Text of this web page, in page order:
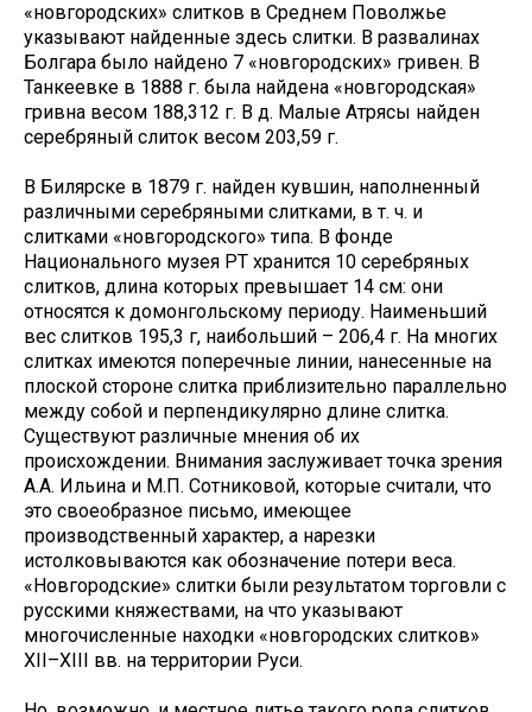
«новгородских» слитков в Среднем Поволжье
указывают найденные здесь слитки. В развалинах
Болгара было найдено 7 «новгородских» гривен. В
Танкеевке в 1888 г. была найдена «новгородская»
гривна весом 188,312 г. В д. Малые Атрясы найден
серебряный слиток весом 203,59 г.
В Билярске в 1879 г. найден кувшин, наполненный
различными серебряными слитками, в т. ч. и
слитками «новгородского» типа. В фонде
Национального музея РТ хранится 10 серебряных
слитков, длина которых превышает 14 см: они
относятся к домонгольскому периоду. Наименьший
вес слитков 195,3 г, наибольший – 206,4 г. На многих
слитках имеются поперечные линии, нанесенные на
плоской стороне слитка приблизительно параллельно
между собой и перпендикулярно длине слитка.
Существуют различные мнения об их
происхождении. Внимания заслуживает точка зрения
А.А. Ильина и М.П. Сотниковой, которые считали, что
это своеобразное письмо, имеющее
производственный характер, а нарезки
истолковываются как обозначение потери веса.
«Новгородские» слитки были результатом торговли с
русскими княжествами, на что указывают
многочисленные находки «новгородских слитков»
XII–XIII вв. на территории Руси.